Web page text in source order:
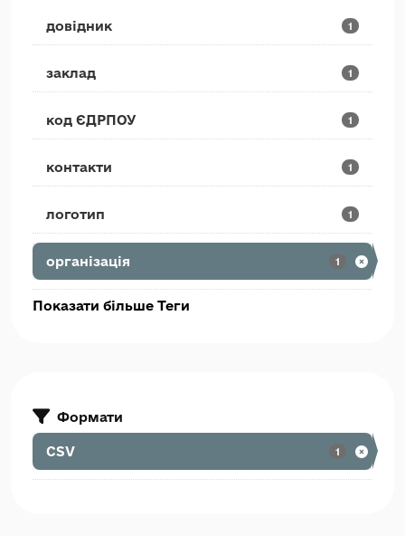
довідник 1
заклад 1
код ЄДРПОУ 1
контакти 1
логотип 1
організація 1
Показати більше Теги
Формати
CSV 1